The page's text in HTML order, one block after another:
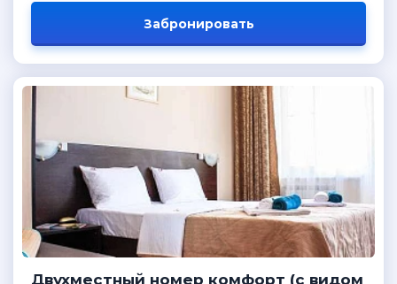
Забронировать
Двухместный номер комфорт (с видом